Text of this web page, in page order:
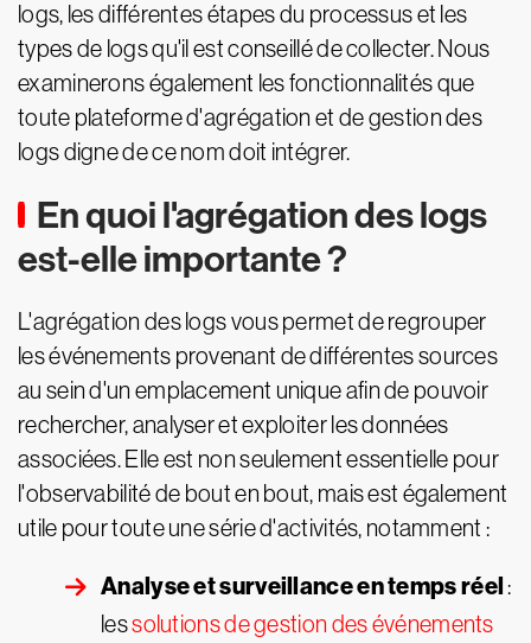
logs, les différentes étapes du processus et les
types de logs qu'il est conseillé de collecter. Nous
examinerons également les fonctionnalités que
toute plateforme d'agrégation et de gestion des
logs digne de ce nom doit intégrer.
En quoi l'agrégation des logs
est-elle importante ?
L'agrégation des logs vous permet de regrouper
les événements provenant de différentes sources
au sein d'un emplacement unique afin de pouvoir
rechercher, analyser et exploiter les données
associées. Elle est non seulement essentielle pour
l'observabilité de bout en bout, mais est également
utile pour toute une série d'activités, notamment :
Analyse etsurveillance en temps réel :
lessolutions de gestion des événements